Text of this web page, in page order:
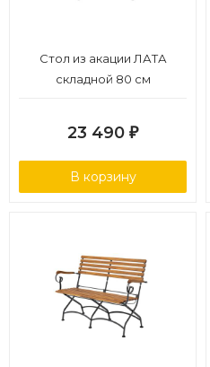
Стол из акации ЛАТА
складной 80 см
23 490 ₽
В корзину